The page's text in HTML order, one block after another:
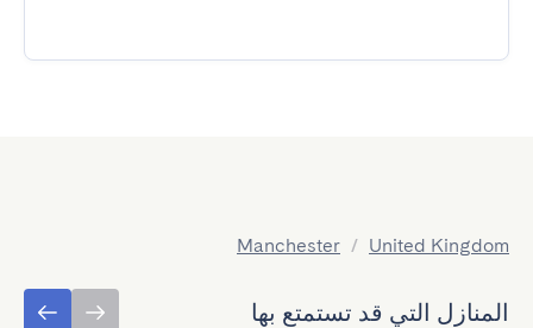
United Kingdom
/
Manchester
المنازل التي قد تستمتع بها